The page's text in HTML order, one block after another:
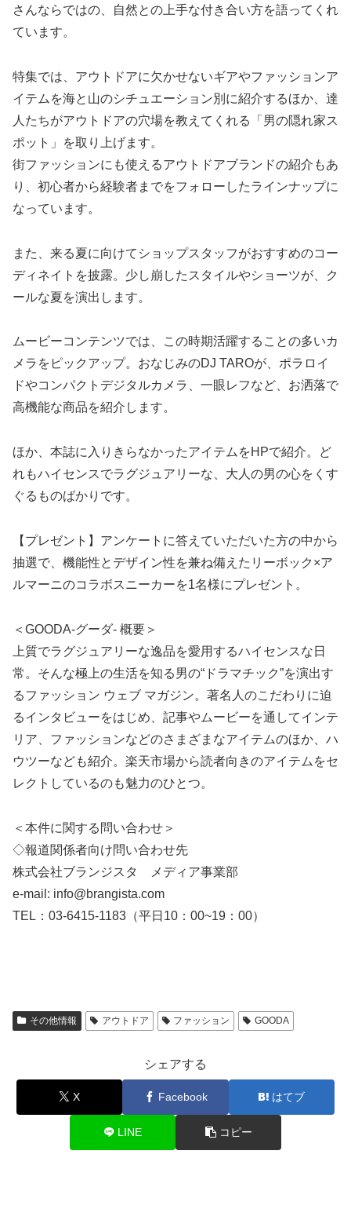
さんならではの、自然との上手な付き合い方を語ってくれ
ています。
特集では、アウトドアに欠かせないギアやファッションア
イテムを海と山のシチュエーション別に紹介するほか、達
人たちがアウトドアの穴場を教えてくれる「男の隠れ家ス
ポット」を取り上げます。
街ファッションにも使えるアウトドアブランドの紹介もあ
り、初心者から経験者までをフォローしたラインナップに
なっています。
また、来る夏に向けてショップスタッフがおすすめのコー
ディネイトを披露。少し崩したスタイルやショーツが、ク
ールな夏を演出します。
ムービーコンテンツでは、この時期活躍することの多いカ
メラをピックアップ。おなじみのDJ TAROが、ポラロイ
ドやコンパクトデジタルカメラ、一眼レフなど、お洒落で
高機能な商品を紹介します。
ほか、本誌に入りきらなかったアイテムをHPで紹介。ど
れもハイセンスでラグジュアリーな、大人の男の心をくす
ぐるものばかりです。
【プレゼント】アンケートに答えていただいた方の中から
抽選で、機能性とデザイン性を兼ね備えたリーボック×ア
ルマーニのコラボスニーカーを1名様にプレゼント。
＜GOODA-グーダ- 概要＞
上質でラグジュアリーな逸品を愛用するハイセンスな日
常。そんな極上の生活を知る男の“ドラマチック”を演出す
るファッション ウェブ マガジン。著名人のこだわりに迫
るインタビューをはじめ、記事やムービーを通してインテ
リア、ファッションなどのさまざまなアイテムのほか、ハ
ウツーなども紹介。楽天市場から読者向きのアイテムをセ
レクトしているのも魅力のひとつ。
＜本件に関する問い合わせ＞
◇報道関係者向け問い合わせ先
株式会社ブランジスタ メディア事業部
e-mail: info@brangista.com
TEL：03-6415-1183（平日10：00~19：00）
その他情報 アウトドア ファッション GOODA
シェアする
X Facebook はてブ
LINE コピー